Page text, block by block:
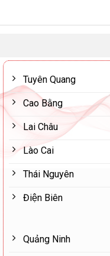
Tuyên Quang
Cao Bằng
Lai Châu
Lào Cai
Thái Nguyên
Điện Biên
Quảng Ninh